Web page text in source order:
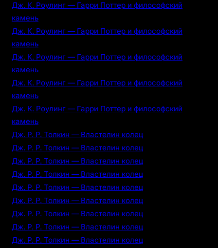
Дж. К. Роулинг — Гарри Поттер и философский
камень
Дж. К. Роулинг — Гарри Поттер и философский
камень
Дж. К. Роулинг — Гарри Поттер и философский
камень
Дж. К. Роулинг — Гарри Поттер и философский
камень
Дж. К. Роулинг — Гарри Поттер и философский
камень
Дж. Р. Р. Толкин — Властелин колец
Дж. Р. Р. Толкин — Властелин колец
Дж. Р. Р. Толкин — Властелин колец
Дж. Р. Р. Толкин — Властелин колец
Дж. Р. Р. Толкин — Властелин колец
Дж. Р. Р. Толкин — Властелин колец
Дж. Р. Р. Толкин — Властелин колец
Дж. Р. Р. Толкин — Властелин колец
Дж. Р. Р. Толкин — Властелин колец